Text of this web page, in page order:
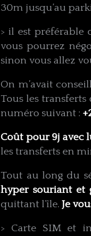
30m jusqu’au
> il est préférable
vous pourrez
sinon vous allez
On m’avait
Tous les
numéro suivant :
Coût pour 9j avec
les transferts en
Tout au long du
hyper souriant et
quittant l’île.Je
> Carte SIM et